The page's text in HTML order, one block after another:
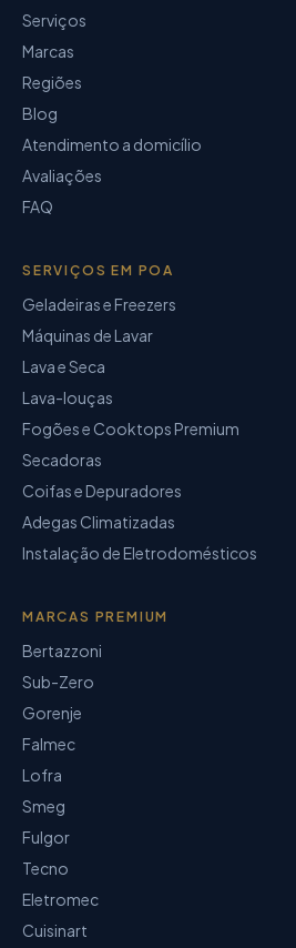
Serviços
Marcas
Regiões
Blog
Atendimento a domicílio
Avaliações
FAQ
SERVIÇOS EM POA
Geladeiras e Freezers
Máquinas de Lavar
Lava e Seca
Lava-louças
Fogões e Cooktops Premium
Secadoras
Coifas e Depuradores
Adegas Climatizadas
Instalação de Eletrodomésticos
MARCAS PREMIUM
Bertazzoni
Sub-Zero
Gorenje
Falmec
Lofra
Smeg
Fulgor
Tecno
Eletromec
Cuisinart